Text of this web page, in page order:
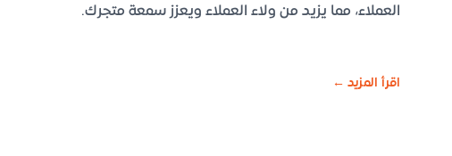
العملاء، مما يزيد من ولاء العملاء ويعزز سمعة متجرك.
اقرأ المزيد ←